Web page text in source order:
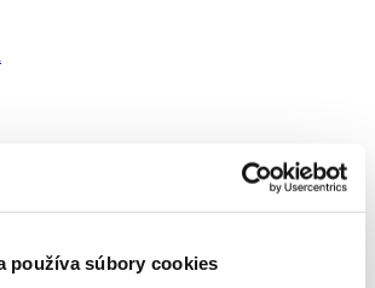
používa súbory cookies